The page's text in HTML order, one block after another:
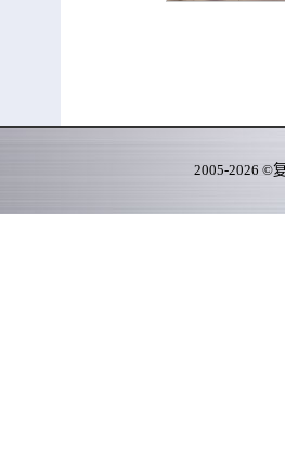
2005-2026 ©